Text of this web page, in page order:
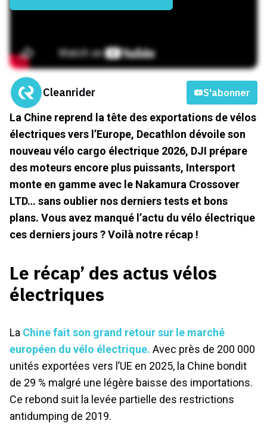
Cleanrider S'abonner
La Chine reprend la tête des exportations de vélos
électriques vers l’Europe, Decathlon dévoile son
nouveau vélo cargo électrique 2026, DJI prépare
des moteurs encore plus puissants, Intersport
monte en gamme avec le Nakamura Crossover
LTD… sans oublier nos derniers tests et bons
plans. Vous avez manqué l’actu du vélo électrique
ces derniers jours ? Voilà notre récap !
Le récap’ des actus vélos
électriques
La Chine fait son grand retour sur le marché
européen du vélo électrique. Avec près de 200 000
unités exportées vers l’UE en 2025, la Chine bondit
de 29 % malgré une légère baisse des importations.
Ce rebond suit la levée partielle des restrictions
antidumping de 2019.